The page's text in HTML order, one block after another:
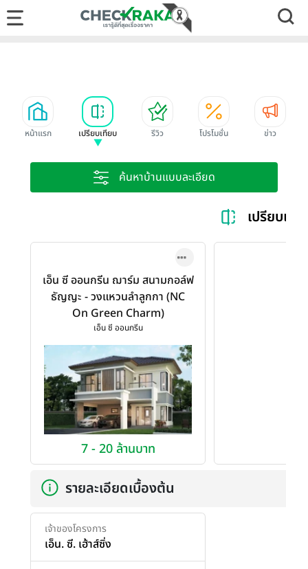
หน้าแรก เปรียบเทียบ รีวิว โปรโมชั่น ข่าว
ค้นหาบ้านแบบละเอียด
เปรียบเที
เอ็น ซี ออนกรีน ฌาร์ม สนามกอล์ฟ
ธัญญะ - วงแหวนลำลูกกา (NC
On Green Charm)
เอ็น ซี ออนกรีน
7 - 20 ล้านบาท
รายละเอียดเบื้องต้น
เจ้าของโครงการ
เอ็น. ซี. เฮ้าส์ซิ่ง